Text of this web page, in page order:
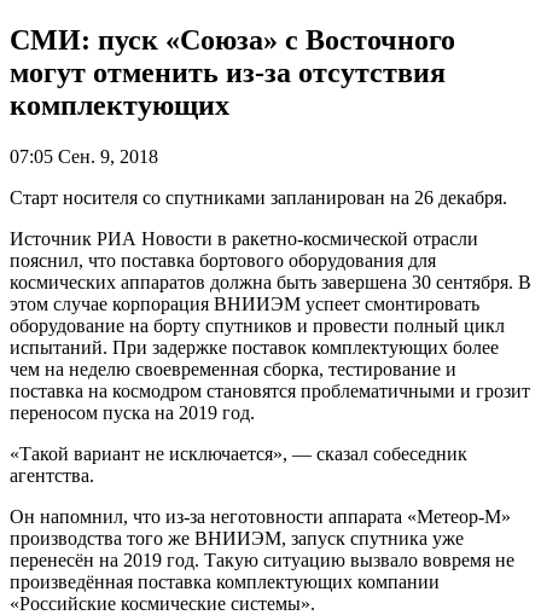
СМИ: пуск «Союза» с Восточного
могут отменить из-за отсутствия
комплектующих
07:05 Сен. 9, 2018
Старт носителя со спутниками запланирован на 26 декабря.
Источник РИА Новости в ракетно-космической отрасли
пояснил, что поставка бортового оборудования для
космических аппаратов должна быть завершена 30 сентября. В
этом случае корпорация ВНИИЭМ успеет смонтировать
оборудование на борту спутников и провести полный цикл
испытаний. При задержке поставок комплектующих более
чем на неделю своевременная сборка, тестирование и
поставка на космодром становятся проблематичными и грозит
переносом пуска на 2019 год.
«Такой вариант не исключается», — сказал собеседник
агентства.
Он напомнил, что из-за неготовности аппарата «Метеор-М»
производства того же ВНИИЭМ, запуск спутника уже
перенесён на 2019 год. Такую ситуацию вызвало вовремя не
произведённая поставка комплектующих компании
«Российские космические системы».